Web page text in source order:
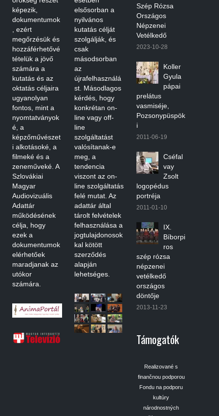
képezik,
dokumentumok
, ezért
megőrzésük és
hozzáférhetővé
tételük a jövő
számára a
kutatás és az
oktatás céljaira
ugyanolyan
fontos, mint a
nyomtatványok
é, a
képzőművészet
i alkotásoké, a
filmeké és a
zeneműveké. A
Szlovákiai
Magyar
Audiovizuális
Adattár
működésének
célja, hogy
ezek a
dokumentumok
elérhetőek
maradjanak az
utókor
számára.
elsősorban a
nyilvános
kutatás célját
szolgálják, és
csak
másodsorban
az
újrafelhasználá
st. Másodlagos
kérdés, hogy
konkrétan on-
line vagy off-
line
szolgáltatást
valósítanak-e
meg, a
tendencia
viszont az on-
line szolgáltatás
felé mutat. Az
adattár által
tárolt felvételek
felhasználása a
jogtulajdonosok
kal kötött
szerződés
alapján
lehetséges.
Szép Rózsa
Országos
Népzenei
Vetélkedő
2023-10-28
Koller
Gyula
pápai
prelátus
vasmiséje,
Pozsonypüspök
i
2011-06-19
Cséfal
vay
Zsolt
logopédus
portréja
2011-01-10
IX.
Bíborpi
ros
szép rózsa
népzenei
vetélkedő
országos
döntője
2013-11-23
Támogatók
Realizované s
finančnou podporou
Fondu na podporu
kultúry
národnostných